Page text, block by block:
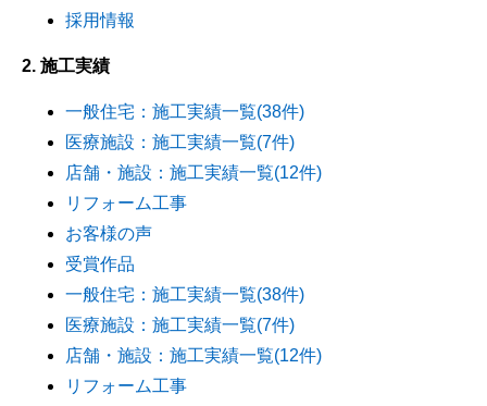
採用情報
2. 施工実績
一般住宅：施工実績一覧(38件)
医療施設：施工実績一覧(7件)
店舗・施設：施工実績一覧(12件)
リフォーム工事
お客様の声
受賞作品
一般住宅：施工実績一覧(38件)
医療施設：施工実績一覧(7件)
店舗・施設：施工実績一覧(12件)
リフォーム工事